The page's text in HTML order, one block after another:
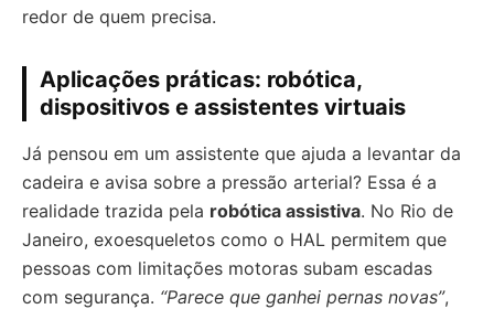
redor de quem precisa.
Aplicações práticas: robótica,
dispositivos e assistentes virtuais
Já pensou em um assistente que ajuda a levantar da
cadeira e avisa sobre a pressão arterial? Essa é a
realidade trazida pela robótica assistiva. No Rio de
Janeiro, exoesqueletos como o HAL permitem que
pessoas com limitações motoras subam escadas
com segurança. “Parece que ganhei pernas novas”,